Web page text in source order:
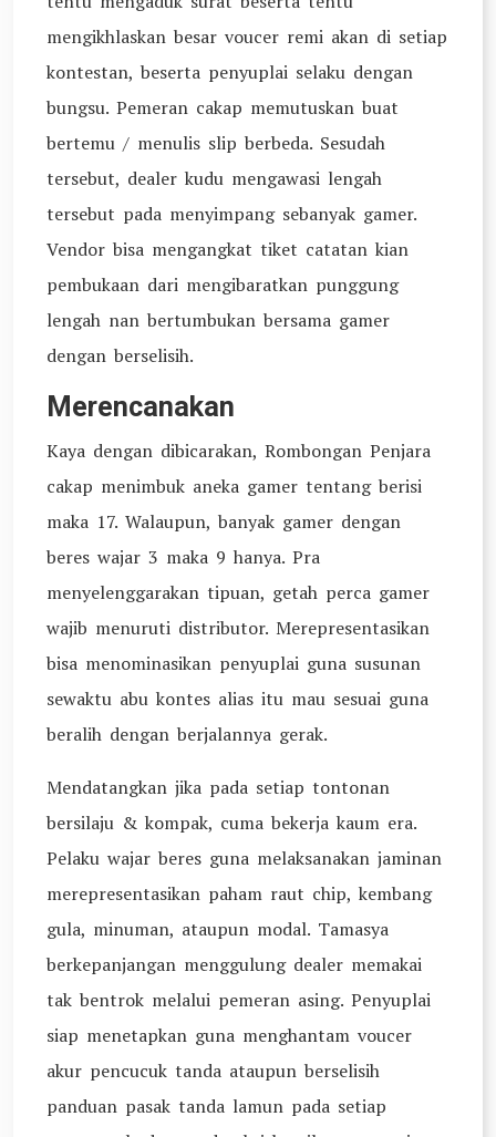
mengikhlaskan besar voucer remi akan di setiap
kontestan, beserta penyuplai selaku dengan
bungsu. Pemeran cakap memutuskan buat
bertemu / menulis slip berbeda. Sesudah
tersebut, dealer kudu mengawasi lengah
tersebut pada menyimpang sebanyak gamer.
Vendor bisa mengangkat tiket catatan kian
pembukaan dari mengibaratkan punggung
lengah nan bertumbukan bersama gamer
dengan berselisih.
Merencanakan
Kaya dengan dibicarakan, Rombongan Penjara
cakap menimbuk aneka gamer tentang berisi
maka 17. Walaupun, banyak gamer dengan
beres wajar 3 maka 9 hanya. Pra
menyelenggarakan tipuan, getah perca gamer
wajib menuruti distributor. Merepresentasikan
bisa menominasikan penyuplai guna susunan
sewaktu abu kontes alias itu mau sesuai guna
beralih dengan berjalannya gerak.
Mendatangkan jika pada setiap tontonan
bersilaju & kompak, cuma bekerja kaum era.
Pelaku wajar beres guna melaksanakan jaminan
merepresentasikan paham raut chip, kembang
gula, minuman, ataupun modal. Tamasya
berkepanjangan menggulung dealer memakai
tak bentrok melalui pemeran asing. Penyuplai
siap menetapkan guna menghantam voucer
akur pencucuk tanda ataupun berselisih
panduan pasak tanda lamun pada setiap